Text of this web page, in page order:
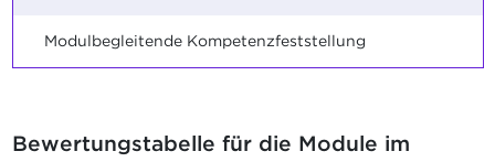
Modulbegleitende Kompetenzfeststellung
Bewertungstabelle für die Module im